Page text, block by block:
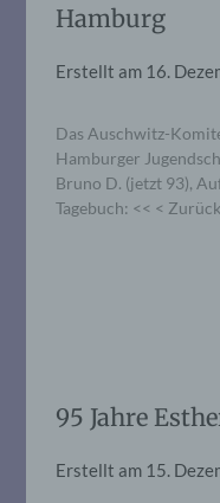
Hamburg
Erstellt am 16.
Das Auschwitz-
Hamburger
Bruno D. (jetzt 93),
Tagebuch: << <
95 Jahre
Erstellt am 15.